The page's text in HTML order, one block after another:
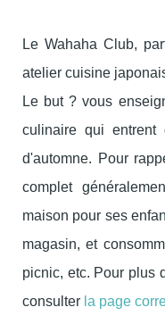
Le Wahaha Club,
atelier cuisine
Le but ? vous
culinaire qui entrent
d'automne. Pour
complet
maison pour ses
magasin, et
picnic, etc. Pour plus
consulter la page